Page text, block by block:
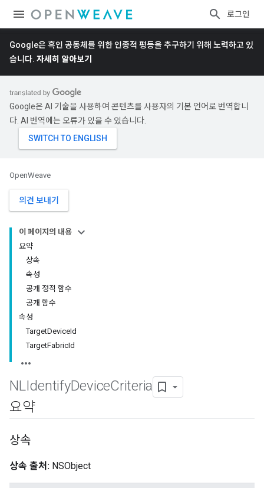
로그인
Google은 흑인 공동체를 위한 인종적 평등을 추구하기 위해 노력하고 있
습니다. 자세히 알아보기
Google은 AI 기술을 사용하여 콘텐츠를 사용자의 기본 언어로 번역합니
다. AI 번역에는 오류가 있을 수 있습니다.
OpenWeave
의견 보내기
이 페이지의 내용
요약
상속
속성
공개 정적 함수
공개 함수
속성
TargetDeviceId
TargetFabricId
NLIdentifyDeviceCriteria
요약
상속
상속 출처: NSObject